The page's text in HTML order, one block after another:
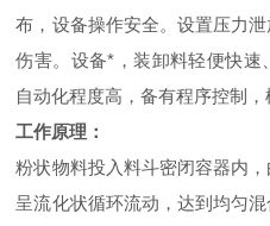
布，设备操作安全。设置压力
伤害。设备*，装卸料轻便快速
自动化程度高，备有程序控制
工作原理：
粉状物料投入料斗密闭容器内
呈流化状循环流动，达到均匀